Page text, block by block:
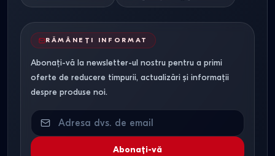
RĂMÂNEȚI INFORMAT
Abonați-vă la newsletter-ul nostru pentru a primi
oferte de reducere timpurii, actualizări și informații
despre produse noi.
Abonați-vă